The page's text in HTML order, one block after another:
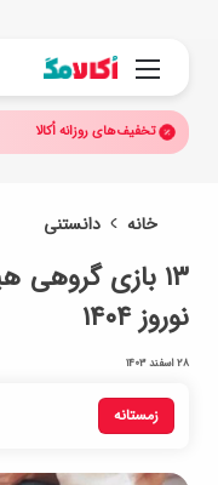
منو
تخفیف‌های روزانه اُکالا
خانه دانستنی
زمستانه
۱۳ بازی
نوروز ۱۴۰۴
28 اسفند 1403